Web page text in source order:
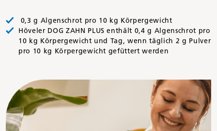
0,3 g Algenschrot pro 10 kg Körpergewicht
Höveler DOG ZAHN PLUS enthält 0,4 g Algenschrot pro
10 kg Körpergewicht und Tag, wenn täglich 2 g Pulver
pro 10 kg Körpergewicht gefüttert werden